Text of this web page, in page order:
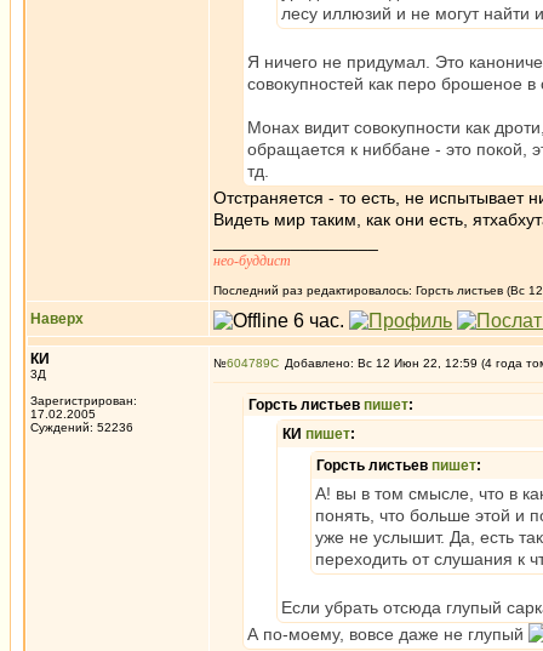
лесу иллюзий и не могут найти
Я ничего не придумал. Это
совокупностей как перо брошеное в
Монах видит совокупности как
обращается к ниббане - это покой,
тд.
Отстраняется - то есть, не испытывает
Видеть мир таким, как они есть,
нео-буддист
Последний раз редактировалось: Горсть листьев (Вс
Наверх
КИ
3Д
Зарегистрирован:
17.02.2005
Суждений: 52236
№604789 Добавлено: Вс 12 Июн 22, 12:59 (4 года
Горсть листьев пишет:
КИ пишет:
Горсть листьев пишет:
А! вы в том смысле, что в
понять, что больше этой и
уже не услышит. Да, есть
переходить от слушания к
Если убрать отсюда глупый
А по-моему, вовсе даже не глупый